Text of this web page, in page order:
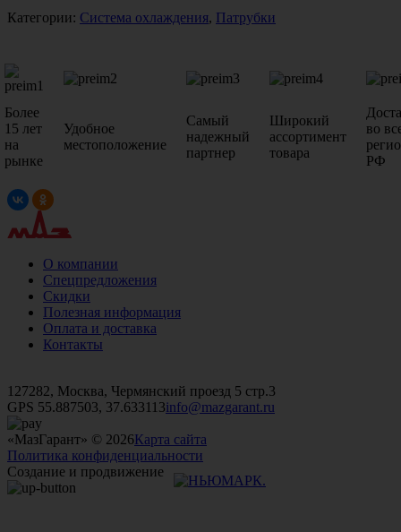
Категории: Система охлаждения, Патрубки
Более
15 лет
на
рынке
Удобное
местоположение
Самый
надежный
партнер
Широкий
ассортимент
товара
во
РФ
О компании
Спецпредложения
Скидки
Полезная информация
Оплата и доставка
Контакты
127282, Москва, Чермянский проезд 5 стр.3
GPS 55.887503, 37.633113info@mazgarant.ru
«МазГарант» © 2026Карта сайта
Политика конфиденциальности
Создание и продвижение